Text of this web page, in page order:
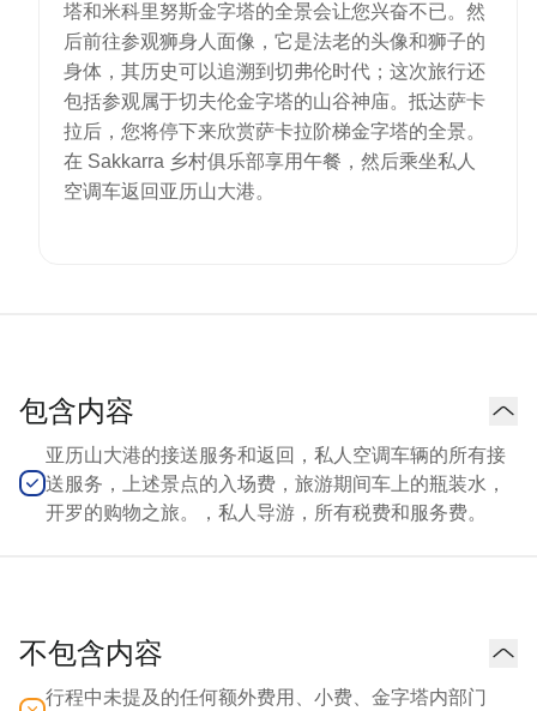
塔和米科里努斯金字塔的全景会让您兴奋不已。然
后前往参观狮身人面像，它是法老的头像和狮子的
身体，其历史可以追溯到切弗伦时代；这次旅行还
包括参观属于切夫伦金字塔的山谷神庙。抵达萨卡
拉后，您将停下来欣赏萨卡拉阶梯金字塔的全景。
在 Sakkarra 乡村俱乐部享用午餐，然后乘坐私人
空调车返回亚历山大港。
包含内容
亚历山大港的接送服务和返回，私人空调车辆的所有接
送服务，上述景点的入场费，旅游期间车上的瓶装水，
开罗的购物之旅。，私人导游，所有税费和服务费。
不包含内容
行程中未提及的任何额外费用、小费、金字塔内部门